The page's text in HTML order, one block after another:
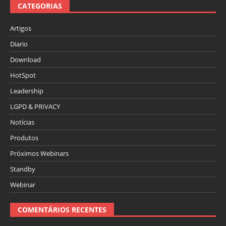
CATEGORIAS
Artigos
Diario
Download
HotSpot
Leadership
LGPD & PRIVACY
Notícias
Produtos
Próximos Webinars
Standby
Webinar
COMENTÁRIOS RECENTES